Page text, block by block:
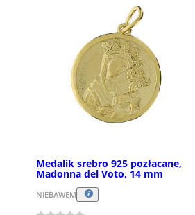
Medalik srebro 925 pozłacane,
Madonna del Voto, 14 mm
NIEBAWEM